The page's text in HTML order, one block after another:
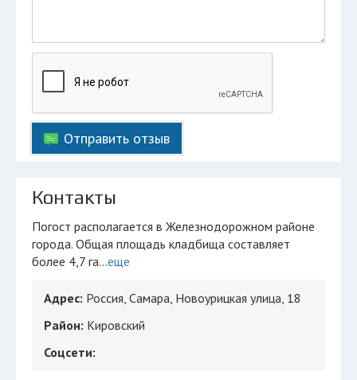
Отправить отзыв
Контакты
Погост располагается в Железнодорожном районе
города. Общая площадь кладбища составляет
более 4,7 га...еще
Адрес: Россия, Самара, Новоурицкая улица, 18
Район: Кировский
Соцсети: